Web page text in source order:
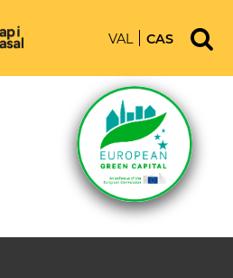
VAL CAS